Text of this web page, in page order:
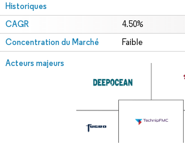
Historiques
CAGR 4.50%
Concentration du Marché Faible
Acteurs majeurs